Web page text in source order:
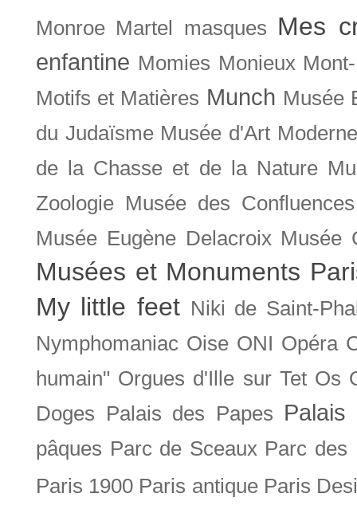
Monroe Martel masques Mes
enfantine Momies Monieux
Motifs et Matières Munch Musée
du Judaïsme Musée d'Art
de la Chasse et de la Nature
Zoologie Musée des Confluences
Musée Eugène Delacroix Musée
Musées et Monuments
My little feet Niki de Saint-
Nymphomaniac Oise ONI Opéra
humain" Orgues d'Ille sur Tet Os
Doges
Palais des Papes Palais
pâques Parc de Sceaux Parc des
Paris 1900 Paris antique Paris